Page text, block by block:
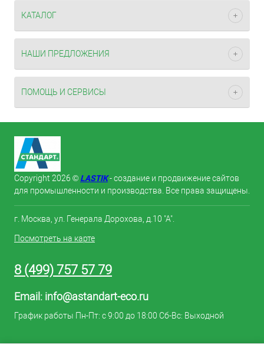
КАТАЛОГ
НАШИ ПРЕДЛОЖЕНИЯ
ПОМОЩЬ И СЕРВИСЫ
Copyright 2026 © LASTIK- создание и продвижение сайтов
для промышленности и производства. Все права защищены.
г. Москва, ул. Генерала Дорохова, д.10 "А".
Посмотреть на карте
8 (499) 757 57 79
Email: info@astandart-eco.ru
График работы Пн-Пт: с 9:00 до 18:00 Сб-Вс: Выходной